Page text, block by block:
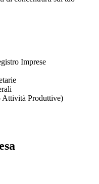
Imprese
Attività Produttive)